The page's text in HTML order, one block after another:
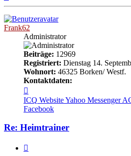
Frank62
Administrator
Beiträge: 12969
Registriert: Dienstag 14.
Wohnort: 46325 Borken/ Westf.
Kontaktdaten:
von
Frank62
ICQ WebsiteYahoo Messenger
Facebook
Re: Heimtrainer